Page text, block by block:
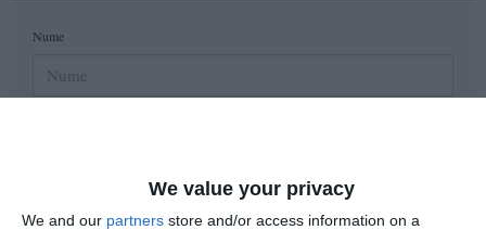
We value your privacy
We and our partners store and/or access information on a
Nume
Comentariu